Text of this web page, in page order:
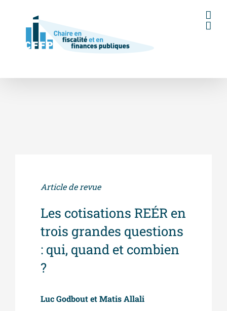
Article de revue
Les cotisations REÉR en
trois grandes questions
: qui, quand et combien
?
Luc Godbout et Matis Allali